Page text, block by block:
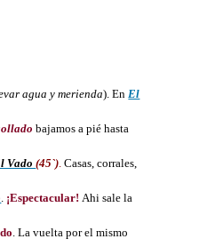
agua y merienda). EnEl
bajamos a pié hasta
Vado(45`).Casas, corrales,
. ¡Espectacular! Ahi sale la
. La vuelta por el mismo